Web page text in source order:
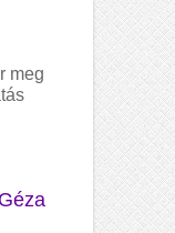
meg
Géza